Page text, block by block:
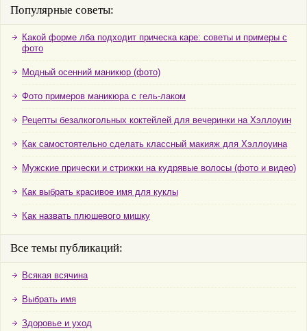
Популярные советы:
Какой форме лба подходит прическа каре: советы и примеры с
фото
Модный осенний маникюр (фото)
Фото примеров маникюра с гель-лаком
Рецепты безалкогольных коктейлей для вечеринки на Хэллоуин
Как самостоятельно сделать классный макияж для Хэллоуина
Мужские прически и стрижки на кудрявые волосы (фото и видео)
Как выбрать красивое имя для куклы
Как назвать плюшевого мишку
Все темы публикаций:
Всякая всячина
Выбрать имя
Здоровье и уход